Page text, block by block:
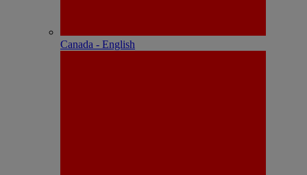
Canada - English